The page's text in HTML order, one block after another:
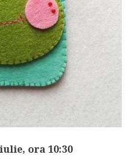
ora 10:30